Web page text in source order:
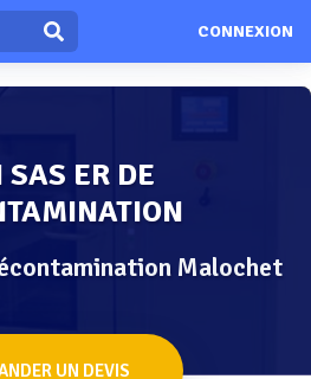
CONNEXION
ER DE
Malochet
UN DEVIS